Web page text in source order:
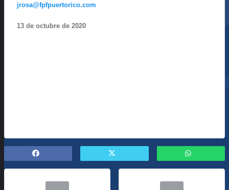
jrosa@fpfpuertorico.com
13 de octubre de 2020